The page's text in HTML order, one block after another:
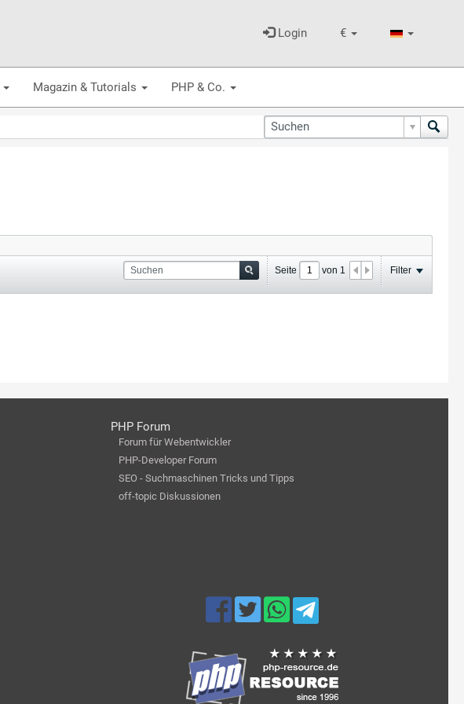
€
Login
Magazin & Tutorials PHP & Co.
Seite von 1 Filter
PHP Forum
Forum für Webentwickler
PHP-Developer Forum
SEO - Suchmaschinen Tricks und Tipps
off-topic Diskussionen